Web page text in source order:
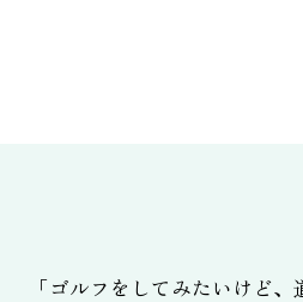
「ゴルフをしてみたいけど